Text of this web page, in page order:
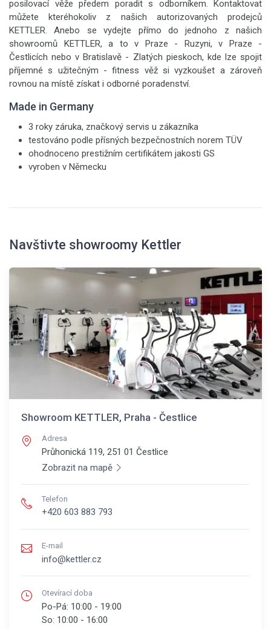
posilovací věže předem poradit s odborníkem. Kontaktovat
můžete kteréhokoliv z našich autorizovaných prodejců
KETTLER. Anebo se vydejte přímo do jednoho z našich
showroomů KETTLER, a to v Praze - Ruzyni, v Praze -
Čestlicích nebo v Bratislavě - Zlatých pieskoch, kde lze spojit
příjemné s užitečným - fitness věž si vyzkoušet a zároveň
rovnou na místě získat i odborné poradenství.
Made in Germany
3 roky záruka, značkový servis u zákazníka
testováno podle přísných bezpečnostních norem TÜV
ohodnoceno prestižním certifikátem jakosti GS
vyroben v Německu
Navštivte showroomy Kettler
Showroom KETTLER, Praha - Čestlice
Adresa
Průhonická 119, 251 01 Čestlice
Zobrazit na mapě
Telefon
+420 603 883 793
E-mail
info@kettler.cz
Otevírací doba
Po-Pá: 10:00 - 19:00
So: 10:00 - 16:00